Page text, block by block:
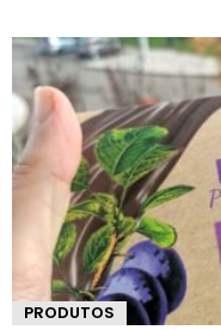
PRODUTOS